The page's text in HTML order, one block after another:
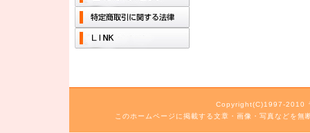
Copyright(C)1997-2010
このホームページに掲載する文章・画像・写真などを